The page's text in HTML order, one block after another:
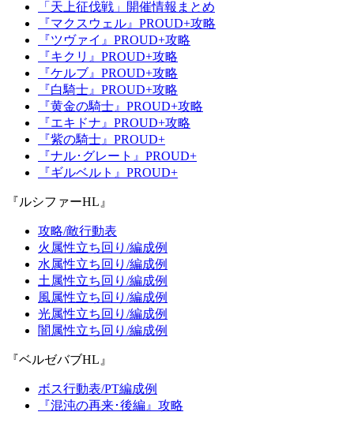
「天上征伐戦」開催情報まとめ
『マクスウェル』PROUD+攻略
『ツヴァイ』PROUD+攻略
『キクリ』PROUD+攻略
『ケルブ』PROUD+攻略
『白騎士』PROUD+攻略
『黄金の騎士』PROUD+攻略
『エキドナ』PROUD+攻略
『紫の騎士』PROUD+
『ナル･グレート』PROUD+
『ギルベルト』PROUD+
『ルシファーHL』
攻略/敵行動表
火属性立ち回り/編成例
水属性立ち回り/編成例
土属性立ち回り/編成例
風属性立ち回り/編成例
光属性立ち回り/編成例
闇属性立ち回り/編成例
『ベルゼバブHL』
ボス行動表/PT編成例
『混沌の再来･後編』攻略